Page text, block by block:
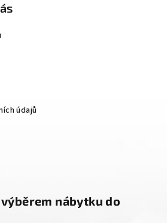
údajů
nábytku do